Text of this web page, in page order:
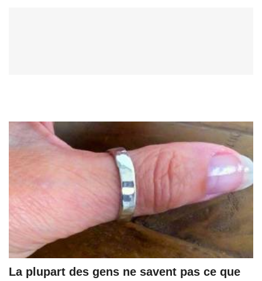
La plupart des gens ne savent pas ce que